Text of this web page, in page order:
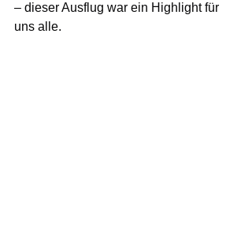
– dieser Ausflug war ein Highlight für
uns alle.